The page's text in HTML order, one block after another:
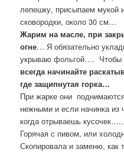
лепешку, присыпаем мукой
сковородки, около 30 см…
Жарим на масле, при
огне… Я обязательно
укрываю фольгой…. Чтобы
всегда начинайте
где защипнутая горка…
При жарке они
нежными и если начинка из
когда отрываешь кусочек…..
Горячая с пивом, или
Скопировала и заменю, как